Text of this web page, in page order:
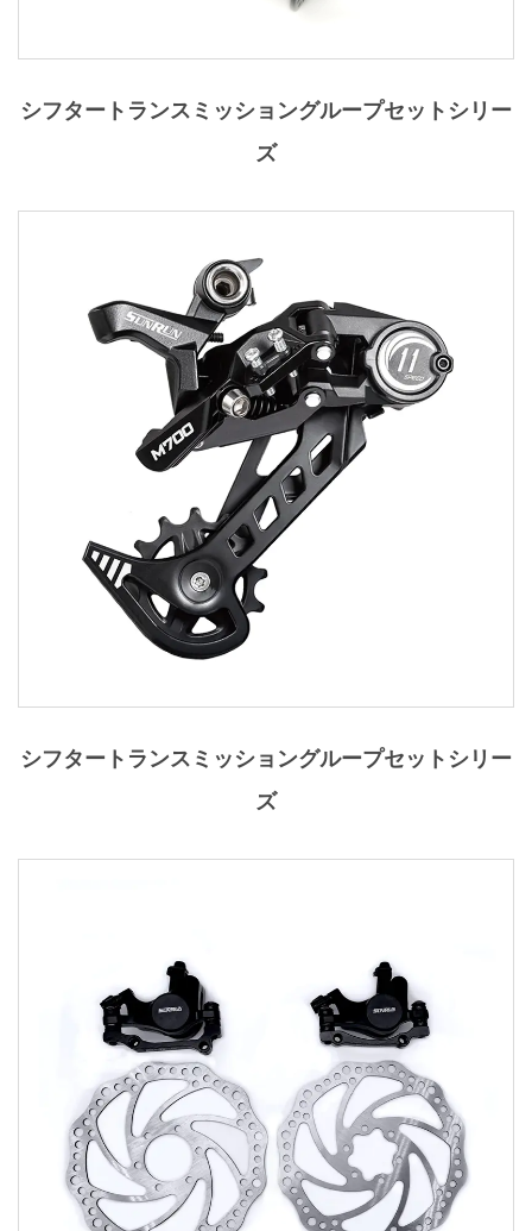
シフタートランスミッショングループセットシリー
ズ
シフタートランスミッショングループセットシリー
ズ